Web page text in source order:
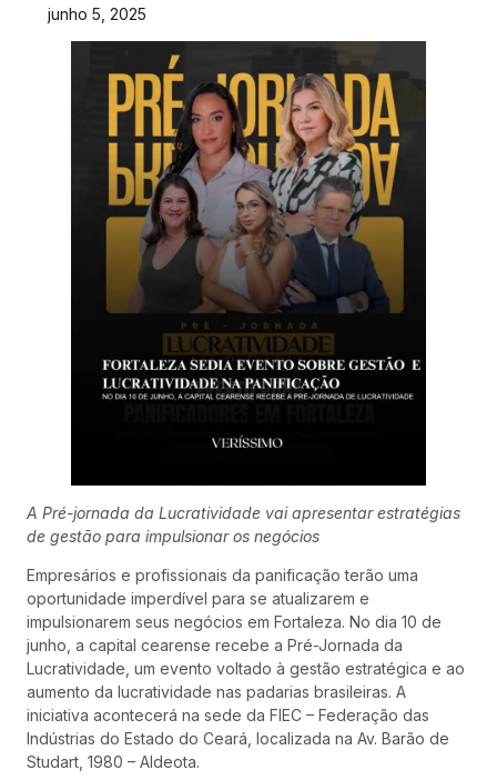
junho 5, 2025
A Pré-jornada da Lucratividade vai apresentar estratégias
de gestão para impulsionar os negócios
Empresários e profissionais da panificação terão uma
oportunidade imperdível para se atualizarem e
impulsionarem seus negócios em Fortaleza. No dia 10 de
junho, a capital cearense recebe a Pré-Jornada da
Lucratividade, um evento voltado à gestão estratégica e ao
aumento da lucratividade nas padarias brasileiras. A
iniciativa acontecerá na sede da FIEC – Federação das
Indústrias do Estado do Ceará, localizada na Av. Barão de
Studart, 1980 – Aldeota.